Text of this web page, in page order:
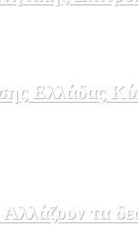
Ελλάδας
τα